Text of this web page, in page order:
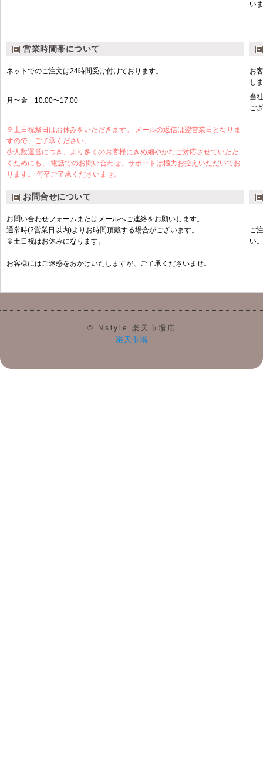
い
営業時間帯について
ネットでのご注文は24時間受け付けております。
月〜金 10:00〜17:00
※土日祝祭日はお休みをいただきます。 メールの返信は翌営業日となりま
すので、ご了承ください。
少人数運営につき、より多くのお客様にきめ細やかなご対応させていただ
くためにも、 電話でのお問い合わせ、サポートは極力お控えいただいてお
ります。 何卒ご了承くださいませ。
お
し
当
ご
お問合せについて
お問い合わせフォームまたはメールへご連絡をお願いします。
通常時(2営業日以内)よりお時間頂戴する場合がございます。
※土日祝はお休みになります。
お客様にはご迷惑をおかけいたしますが、ご了承くださいませ。
ご
い。
© Nstyle 楽天市場店
楽天市場